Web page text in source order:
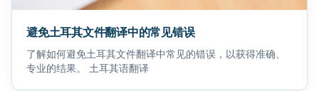
避免土耳其文件翻译中的常见错误
了解如何避免土耳其文件翻译中常见的错误，以获得准确、
专业的结果。 土耳其语翻译